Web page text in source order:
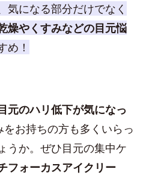
気になる部分だけでなく
燥やくすみなどの目元悩
め！
元のハリ低下が気になっ
をお持ちの方も多くいらっ
うか。ぜひ目元の集中ケ
フォーカスアイクリー